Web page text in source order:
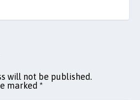
will not be published.
marked *